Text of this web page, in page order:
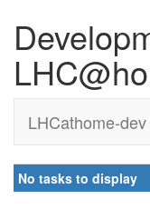
LHCathome-dev
No tasks to display